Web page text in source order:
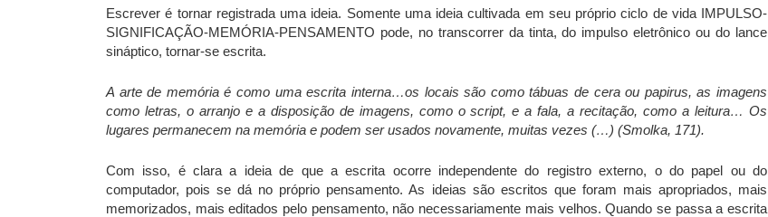
Escrever é tornar registrada uma ideia. Somente uma ideia cultivada em seu próprio ciclo de vida IMPULSO-
SIGNIFICAÇÃO-MEMÓRIA-PENSAMENTO pode, no transcorrer da tinta, do impulso eletrônico ou do lance
sináptico, tornar-se escrita.
A arte de memória é como uma escrita interna…os locais são como tábuas de cera ou papirus, as imagens
como letras, o arranjo e a disposição de imagens, como o script, e a fala, a recitação, como a leitura… Os
lugares permanecem na memória e podem ser usados novamente, muitas vezes (…) (Smolka, 171).
Com isso, é clara a ideia de que a escrita ocorre independente do registro externo, o do papel ou do
computador, pois se dá no próprio pensamento. As ideias são escritos que foram mais apropriados, mais
memorizados, mais editados pelo pensamento, não necessariamente mais velhos. Quando se passa a escrita